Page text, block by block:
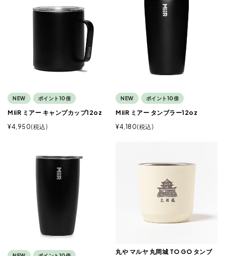
NEW ポイント10倍
MiiR ミアー キャンプカップ12oz
¥4,950 税込
NEW ポイント10倍
MiiR ミアー タンブラー12oz
¥4,180 税込
丸や マルヤ 丸岡城 TO GO タンブ